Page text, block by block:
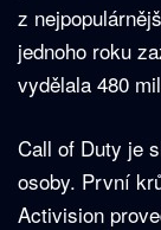
z
jednoho roku
vydělala 480
Call of Duty je
osoby. První
Activision